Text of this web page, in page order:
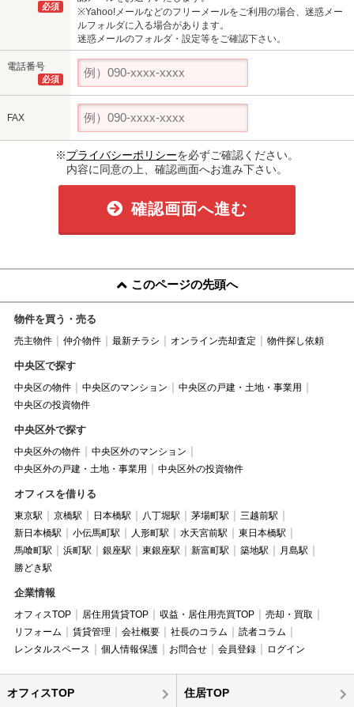
必須
※Yahoo!メールなどのフリーメールをご利用の場合、迷惑メー
ルフォルダに入る場合があります。
迷惑メールのフォルダ・設定等をご確認下さい。
電話番号
必須
FAX
※プライバシーポリシーを必ずご確認ください。
内容に同意の上、確認画面へお進み下さい。
確認画面へ進む
このページの先頭へ
物件を買う・売る
売主物件 仲介物件 最新チラシ オンライン売却査定 物件探し依頼
中央区で探す
中央区の物件 中央区のマンション
中央区の戸建・土地・事業用
中央区の投資物件
中央区外で探す
中央区外の物件
中央区外のマンション
中央区外の戸建・土地・事業用
中央区外の投資物件
オフィスを借りる
東京駅 京橋駅 日本橋駅 八丁堀駅 茅場町駅
三越前駅
新日本橋駅
小伝馬町駅 人形町駅 水天宮前駅
東日本橋駅
馬喰町駅
浜町駅 銀座駅 東銀座駅 新富町駅 築地駅
月島駅
勝どき駅
企業情報
オフィスTOP 居住用賃貸TOP 収益・居住用売買TOP
売却・買取
リフォーム
賃貸管理 会社概要 社長のコラム
読者コラム
レンタルスペース
個人情報保護 お問合せ 会員登録 ログイン
オフィスTOP 住居TOP